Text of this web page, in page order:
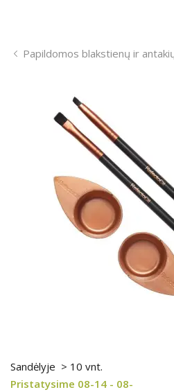
Papildomos blakstienų ir
Sandėlyje > 10 vnt.
Pristatysime 08-14 - 08-